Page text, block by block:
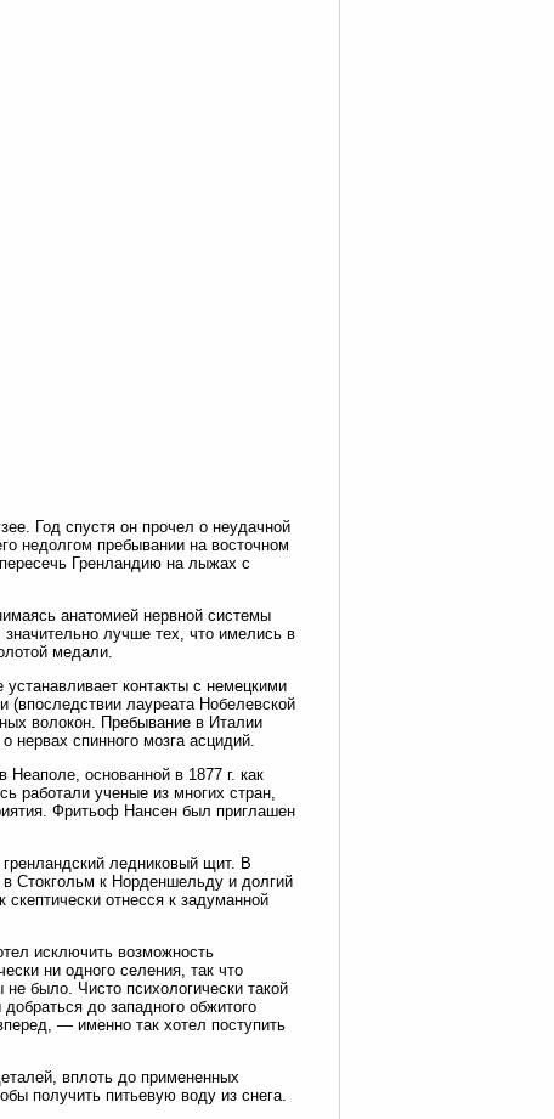
Год спустя он прочел о неудачной
недолгом пребывании на восточном
Гренландию на лыжах с
анатомией нервной системы
лучше тех, что имелись в
медали.
контакты с немецкими
(впоследствии лауреата Нобелевской
волокон. Пребывание в Италии
нервах спинного мозга асцидий.
Неаполе, основанной в 1877 г. как
работали ученые из многих стран,
Фритьоф Нансен был приглашен
ледниковый щит. В
Стокгольм к Норденшельду и долгий
отнесся к задуманной
исключить возможность
ни одного селения, так что
было. Чисто психологически такой
до западного обжитого
— именно так хотел поступить
вплоть до примененных
получить питьевую воду из снега.